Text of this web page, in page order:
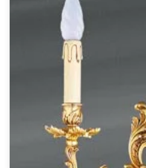
Balise d'extérieur
Lampadaire d'extérieur
Lampe d'extérieur
Plafonnier d'extérieur
Spot & projecteur d'extérieur
Tapis contemporain
Tapis en peau
Luminaire enfant